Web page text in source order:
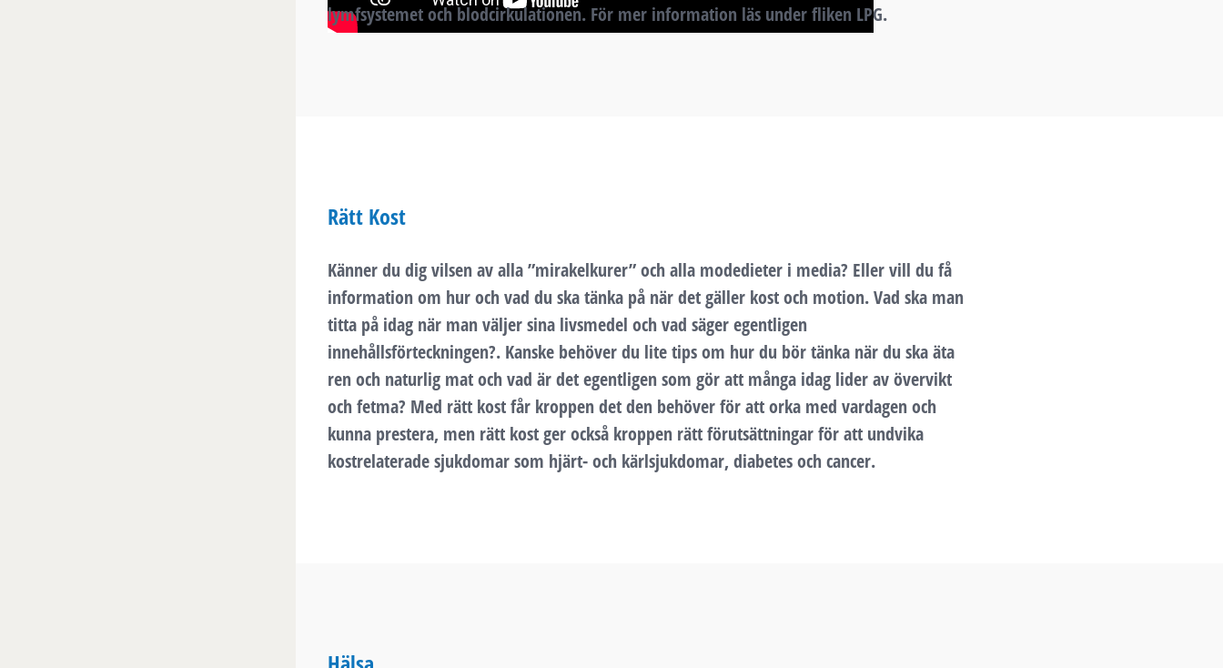
lymfsystemet och blodcirkulationen. För mer information läs under fliken LPG.
Rätt Kost
Känner du dig vilsen av alla ”mirakelkurer” och alla modedieter i media? Eller vill du få
information om hur och vad du ska tänka på när det gäller kost och motion. Vad ska man
titta på idag när man väljer sina livsmedel och vad säger egentligen
innehållsförteckningen?. Kanske behöver du lite tips om hur du bör tänka när du ska äta
ren och naturlig mat och vad är det egentligen som gör att många idag lider av övervikt
och fetma? Med rätt kost får kroppen det den behöver för att orka med vardagen och
kunna prestera, men rätt kost ger också kroppen rätt förutsättningar för att undvika
kostrelaterade sjukdomar som hjärt- och kärlsjukdomar, diabetes och cancer.